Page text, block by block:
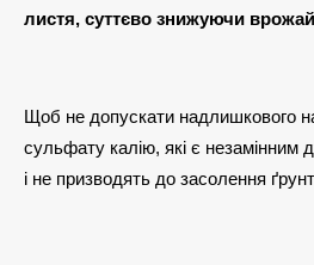
листя, суттєво знижуючи
Щоб не допускати надлишкового
сульфату калію, які є незамінним
і не призводять до засолення